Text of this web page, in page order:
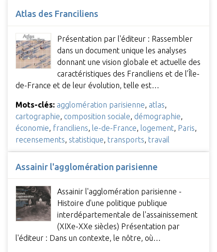
Atlas des Franciliens
Présentation par l'éditeur : Rassembler
dans un document unique les analyses
donnant une vision globale et actuelle des
caractéristiques des Franciliens et de l’Île-
de-France et de leur évolution, telle est…
Mots-clés: agglomération parisienne atlas
cartographie composition sociale démographie
économie franciliens le-de-France logement Paris
recensements statistique transports travail
Assainir l'agglomération parisienne
Assainir l'agglomération parisienne -
Histoire d'une politique publique
interdépartementale de l'assainissement
(XIXe-XXe siècles) Présentation par
l'éditeur : Dans un contexte, le nôtre, où…